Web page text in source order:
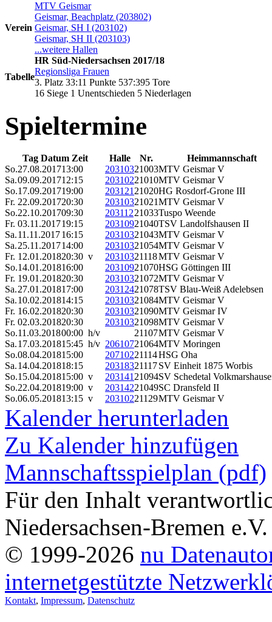
Verein
MTV Geismar
Geismar, Beachplatz (203802)
Geismar, SH I (203102)
Geismar, SH II (203103)
...weitere Hallen
Tabelle
HR Süd-Niedersachsen 2017/18
Regionsliga Frauen
3. Platz 33:11 Punkte 537:395 Tore
16 Siege 1 Unentschieden 5 Niederlagen
Spieltermine
Tag Datum Zeit Halle Nr.
Heimmannschaft
So.27.08.201713:00 20310321003MTV Geismar V
Sa.09.09.201712:15 20310221010MTV Geismar V
So.17.09.201719:00 203121 21020HG Rosdorf-Grone III
Fr. 22.09.201720:30 20310321021MTV Geismar V
So.22.10.201709:30 20311221033Tuspo Weende
Fr. 03.11.201719:15 20310921040TSV Landolfshausen II
Sa.11.11.201716:15 20310321043MTV Geismar V
Sa.25.11.201714:00 20310321054MTV Geismar V
Fr. 12.01.201820:30 v 20310321118MTV Geismar V
So.14.01.201816:00 20310921070HSG Göttingen III
Fr. 19.01.201820:30 20310321072MTV Geismar V
Sa.27.01.201817:00 20312421078TSV Blau-Weiß Adelebsen
Sa.10.02.201814:15 20310321084MTV Geismar V
Fr. 16.02.201820:30 20310321090MTV Geismar IV
Fr. 02.03.201820:30 20310321098MTV Geismar V
So.11.03.201800:00 h/v 21107MTV Geismar V
Sa.17.03.201815:45 h/v 20610721064MTV Moringen
So.08.04.201815:00 20710221114HSG Oha
Sa.14.04.201818:15 20318321117SV Einheit 1875 Worbis
So.15.04.201815:00 v 203141 21094SV Schedetal
So.22.04.201819:00 v 20314221049SC Dransfeld II
So.06.05.201813:15 v 20310221129MTV Geismar V
Kalender herunterladen
Zu Kalender hinzufügen
Mannschaftsspielplan (pdf)
Für den Inhalt
Niedersachsen-Bremen e.V.
© 1999-2026 nu
internetgestützte
Kontakt, Impressum, Datenschutz